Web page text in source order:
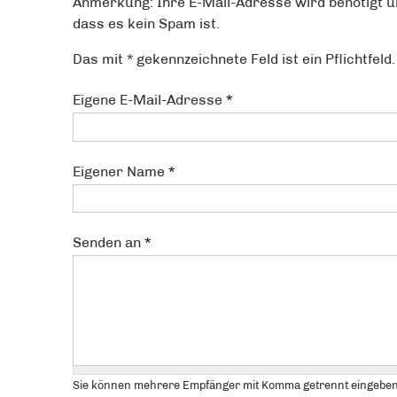
dass es kein Spam ist.
Das mit * gekennzeichnete Feld ist ein Pflichtfeld.
Eigene E-Mail-Adresse *
Eigener Name *
Senden an *
Sie können mehrere Empfänger mit Komma getrennt